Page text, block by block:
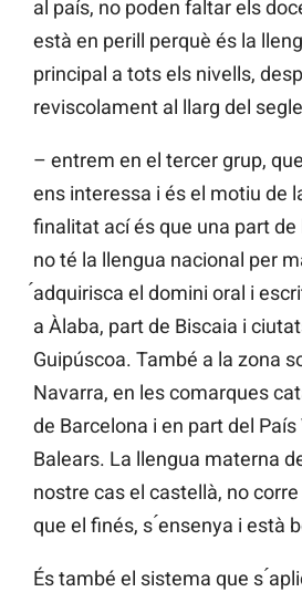
al país, no poden faltar els
està en perill perquè és la
principal a tots els nivells,
reviscolament al llarg del
– entrem en el tercer grup,
ens interessa i és el motiu de
finalitat ací és que una part de
no té la llengua nacional per
́adquirisca el domini oral i
a Àlaba, part de Biscaia i
Guipúscoa. També a la zona
Navarra, en les comarques
de Barcelona i en part del
Balears. La llengua materna
nostre cas el castellà, no
que el finés, s ́ensenya i està
És també el sistema que s